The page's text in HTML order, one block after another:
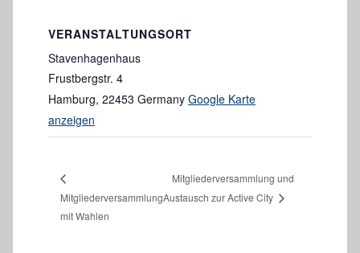
VERANSTALTUNGSORT
Stavenhagenhaus
Frustbergstr. 4
Hamburg, 22453 Germany Google Karte
anzeigen
Mitgliederversammlung
mit Wahlen
Mitgliederversammlung und
Austausch zur Active City